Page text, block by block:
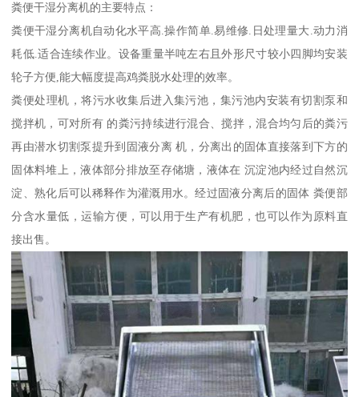
粪便干湿分离机的主要特点：
粪便干湿分离机自动化水平高.操作简单.易维修.日处理量大.动力消
耗低.适合连续作业。设备重量半吨左右且外形尺寸较小四脚均安装
轮子方便,能大幅度提高鸡粪脱水处理的效率。
粪便处理机，将污水收集后进入集污池，集污池内安装有切割泵和
搅拌机，可对所有 的粪污持续进行混合、搅拌，混合均匀后的粪污
再由潜水切割泵提升到固液分离 机，分离出的固体直接落到下方的
固体料堆上，液体部分排放至存储塘，液体在 沉淀池内经过自然沉
淀、熟化后可以稀释作为灌溉用水。经过固液分离后的固体 粪便部
分含水量低，运输方便，可以用于生产有机肥，也可以作为原料直
接出售。